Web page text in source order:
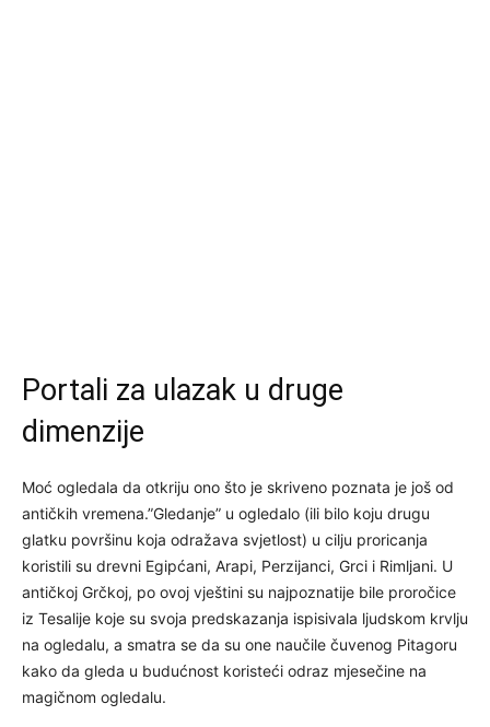
Portali za ulazak u druge
dimenzije
Moć ogledala da otkriju ono što je skriveno poznata je još od
antičkih vremena.”Gledanje” u ogledalo (ili bilo koju drugu
glatku površinu koja odražava svjetlost) u cilju proricanja
koristili su drevni Egipćani, Arapi, Perzijanci, Grci i Rimljani. U
antičkoj Grčkoj, po ovoj vještini su najpoznatije bile proročice
iz Tesalije koje su svoja predskazanja ispisivala ljudskom krvlju
na ogledalu, a smatra se da su one naučile čuvenog Pitagoru
kako da gleda u budućnost koristeći odraz mjesečine na
magičnom ogledalu.